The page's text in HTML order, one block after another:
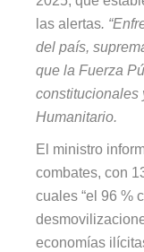
las alertas.
del país,
que la Fuerza
constitucionales
Humanitario.
El ministro
combates, con
cuales “el 96 %
economías